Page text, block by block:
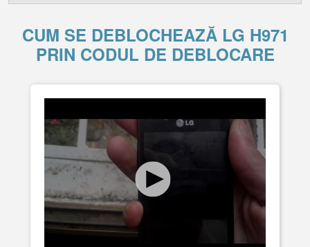
CUM SE DEBLOCHEAZĂ LG H971
PRIN CODUL DE DEBLOCARE